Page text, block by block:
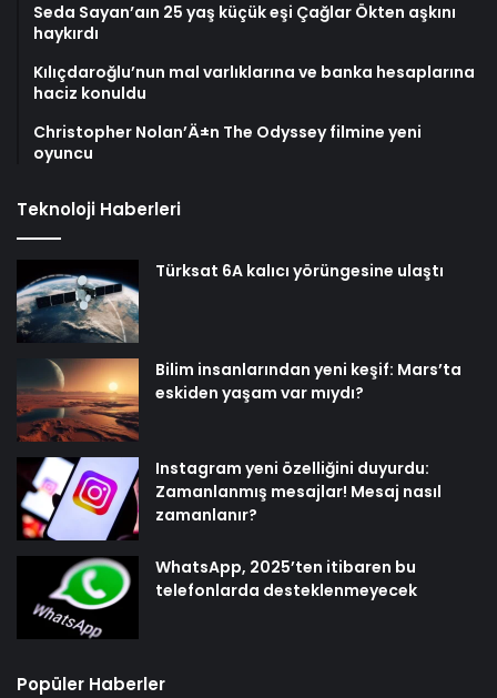
Seda Sayan’aın 25 yaş küçük eşi Çağlar Ökten aşkını
haykırdı
Kılıçdaroğlu’nun mal varlıklarına ve banka hesaplarına
haciz konuldu
Christopher Nolan’Ä±n The Odyssey filmine yeni
oyuncu
Teknoloji Haberleri
Türksat 6A kalıcı yörüngesine ulaştı
Bilim insanlarından yeni keşif: Mars’ta
eskiden yaşam var mıydı?
Instagram yeni özelliğini duyurdu:
Zamanlanmış mesajlar! Mesaj nasıl
zamanlanır?
WhatsApp, 2025’ten itibaren bu
telefonlarda desteklenmeyecek
Popüler Haberler